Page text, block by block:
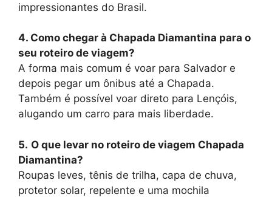
impressionantes do Brasil.
4. Como chegar à Chapada Diamantina para o
seu roteiro de viagem?
A forma mais comum é voar para Salvador e
depois pegar um ônibus até a Chapada.
Também é possível voar direto para Lençóis,
alugando um carro para mais liberdade.
5. O que levar no roteiro de viagem Chapada
Diamantina?
Roupas leves, tênis de trilha, capa de chuva,
protetor solar, repelente e uma mochila